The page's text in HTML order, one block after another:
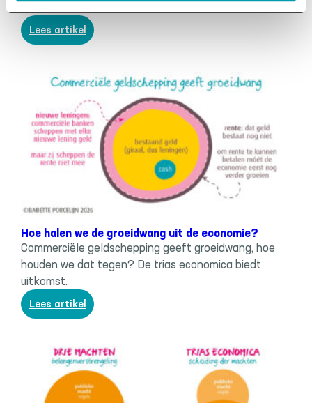
Babette ziet dat anders.
Lees artikel:
Is
een
dieper
menselijk
probleem?
Consumptie & dagelijkse keuzes
Hoe halen we de groeidwang uit de economie?
Commerciële geldschepping geeft groeidwang, hoe
houden we dat tegen? De trias economica biedt
uitkomst.
Lees artikel:
Hoe
we
de
groeidwang
uit